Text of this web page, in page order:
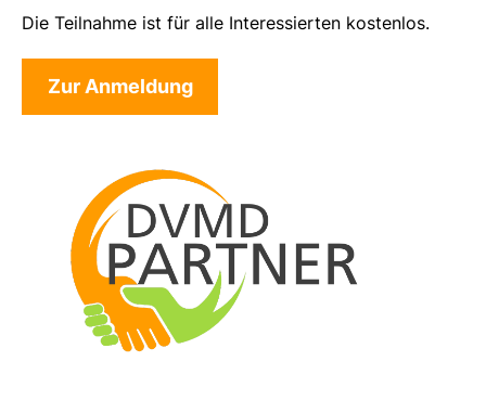
Die Teilnahme ist für alle Interessierten kostenlos.
Zur Anmeldung